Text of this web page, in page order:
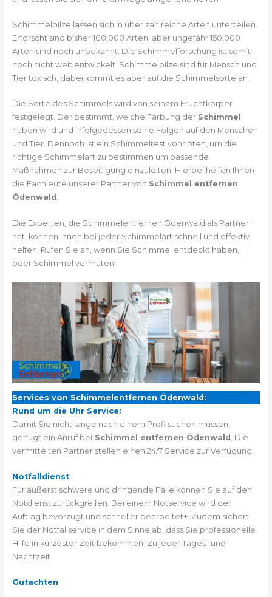
Schimmelpilze lassen sich in über zahlreiche Arten unterteilen.
Erforscht sind bisher 100.000 Arten, aber ungefähr 150.000
Arten sind noch unbekannt. Die Schimmelforschung ist somit
noch nicht weit entwickelt. Schimmelpilze sind für Mensch und
Tier toxisch, dabei kommt es aber auf die Schimmelsorte an.
Die Sorte des Schimmels wird von seinem Fruchtkörper
festgelegt. Der bestimmt, welche Färbung der Schimmel
haben wird und infolgedessen seine Folgen auf den Menschen
und Tier. Dennoch ist ein Schimmeltest vonnöten, um die
richtige Schimmelart zu bestimmen um passende
Maßnahmen zur Beseitigung einzuleiten. Hierbei helfen Ihnen
die Fachleute unserer Partner von Schimmel entfernen
Ödenwald .
Die Experten, die Schimmelentfernen Ödenwald als Partner
hat, können Ihnen bei jeder Schimmelart schnell und effektiv
helfen. Rufen Sie an, wenn Sie Schimmel entdeckt haben,
oder Schimmel vermuten.
Services von Schimmelentfernen Ödenwald:
Rund um die Uhr Service:
Damit Sie nicht lange nach einem Profi suchen müssen,
genügt ein Anruf bei Schimmel entfernen Ödenwald . Die
vermittelten Partner stellen einen 24/7 Service zur Verfügung.
Notfalldienst
Für äußerst schwere und dringende Fälle können Sie auf den
Notdienst zurückgreifen. Bei einem Notservice wird der
Auftrag bevorzugt und schneller bearbeitet+. Zudem sichert
Sie der Notfallservice in dem Sinne ab, dass Sie professionelle
Hilfe in kürzester Zeit bekommen. Zu jeder Tages- und
Nachtzeit.
Gutachten